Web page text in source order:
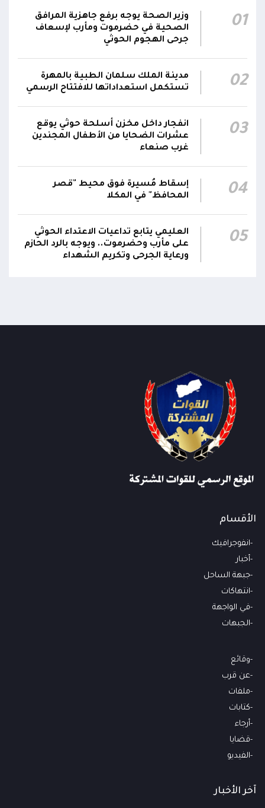
وحدة المحاور والقيادة والسيطرة للقوات المسلحة
الناطق باسم القوات المسلحة: سنرد دون تهاون
الناطق باسم القوات المسلحة: نفذنا عملاً عسكرياً
ضد العناصر الحوثية الإرهابية وعتادها
04:17
المقاومة الوطنية تصد هجوماً حوثياً في جبهتي
الحيمة بالتحيتا وحيس جنوب الحديدة
01
وزير الصحة يوجه برفع جاهزية المرافق
الصحية في حضرموت ومأرب لإسعاف
جرحى الهجوم الحوثي
02
مدينة الملك سلمان الطبية بالمهرة
تستكمل استعداداتها للافتتاح الرسمي
03
انفجار داخل مخزن أسلحة حوثي يوقع
عشرات الضحايا من الأطفال المجندين
غرب صنعاء
04
إسقاط مُسيرة فوق محيط "قصر
المحافظ" في المكلا
05
العليمي يتابع تداعيات الاعتداء الحوثي
على مأرب وحضرموت.. ويوجه بالرد الحازم
ورعاية الجرحى وتكريم الشهداء
الأقسام
انفوجرافيك
أخبار
جبهة الساحل
انتهاكات
في الواجهة
الجبهات
وقائع
عن قرب
ملفات
كتابات
أرجاء
قضايا
الفيديو
آخر الأخبار